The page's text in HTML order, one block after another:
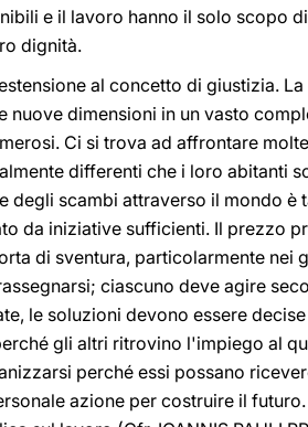
e il lavoro hanno il solo scopo
dignità.
al concetto di giustizia.
nuove dimensioni in un vasto
Ci si trova ad affrontare
differenti che i loro abitanti
degli scambi attraverso il mondo
da iniziative sufficienti. Il prezzo
di sventura, particolarmente nei
ciascuno deve agire
le soluzioni devono essere
gli altri ritrovino l'impiego al
perché essi possano
azione per costruire il